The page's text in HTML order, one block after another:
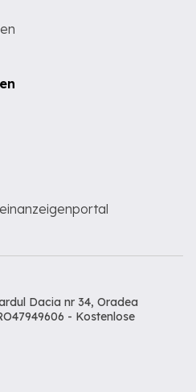
Dacia nr 34, Oradea
- Kostenlose